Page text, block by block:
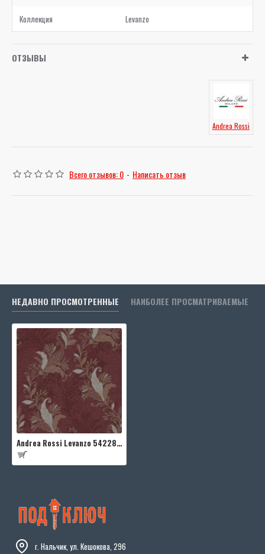
Коллекция Levanzo
ОТЗЫВЫ
Andrea Rossi
Всего отзывов: 0 - Написать отзыв
НЕДАВНО ПРОСМОТРЕННЫЕ НАИБОЛЕЕ ПРОСМАТРИВАЕМЫЕ
Andrea Rossi Levanzo 54228-5
г. Нальчик, ул. Кешокова, 296